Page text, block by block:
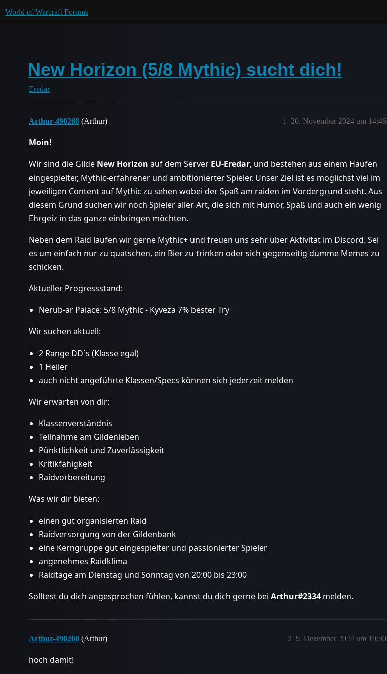
World of Warcraft Forums
New Horizon (5/8 Mythic) sucht dich!
Eredar
Arthur-490260 (Arthur) 20. November 2024 um 14:46
1
Moin!
Wir sind die Gilde New Horizon auf dem Server EU-Eredar, und bestehen aus einem Haufen
eingespielter, Mythic-erfahrener und ambitionierter Spieler. Unser Ziel ist es möglichst viel im
jeweiligen Content auf Mythic zu sehen wobei der Spaß am raiden im Vordergrund steht. Aus
diesem Grund suchen wir noch Spieler aller Art, die sich mit Humor, Spaß und auch ein wenig
Ehrgeiz in das ganze einbringen möchten.
Neben dem Raid laufen wir gerne Mythic+ und freuen uns sehr über Aktivität im Discord. Sei
es um einfach nur zu quatschen, ein Bier zu trinken oder sich gegenseitig dumme Memes zu
schicken.
Aktueller Progressstand:
Nerub-ar Palace: 5/8 Mythic - Kyveza 7% bester Try
Wir suchen aktuell:
2 Range DD´s (Klasse egal)
1 Heiler
auch nicht angeführte Klassen/Specs können sich jederzeit melden
Wir erwarten von dir:
Klassenverständnis
Teilnahme am Gildenleben
Pünktlichkeit und Zuverlässigkeit
Kritikfähigkeit
Raidvorbereitung
Was wir dir bieten:
einen gut organisierten Raid
Raidversorgung von der Gildenbank
eine Kerngruppe gut eingespielter und passionierter Spieler
angenehmes Raidklima
Raidtage am Dienstag und Sonntag von 20:00 bis 23:00
Solltest du dich angesprochen fühlen, kannst du dich gerne bei Arthur#2334 melden.
Arthur-490260 (Arthur) 9. Dezember 2024 um 19:30
2
hoch damit!